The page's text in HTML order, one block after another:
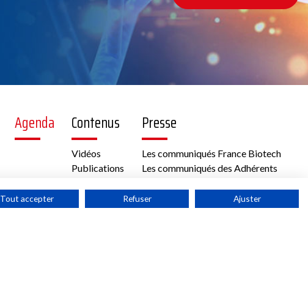
Agenda Contenus
Vidéos
Publications
Presse
Les communiqués France Biotech
Les communiqués des Adhérents
Tout accepter Refuser Ajuster